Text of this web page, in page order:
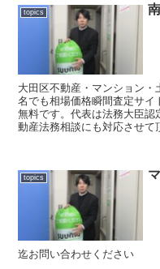
topics
大田区不動産・マンション
名でも相場価格瞬間査定サ
無料です。代表は法務大臣
動産法務相談にも対応させて
topics
迄お問い合わせください